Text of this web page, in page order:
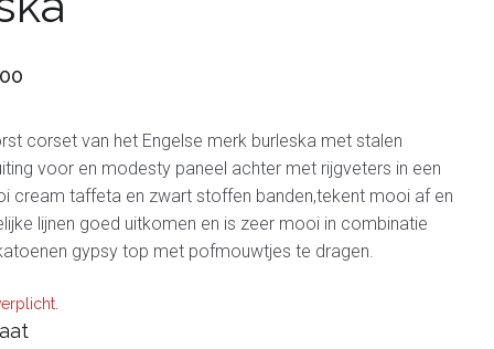
corset van het Engelse merk burleska met stalen
voor en modesty paneel achter met rijgveters in een
cream taffeta en zwart stoffen banden,tekent mooi af en
lijnen goed uitkomen en is zeer mooi in combinatie
gypsy top met pofmouwtjes te dragen.